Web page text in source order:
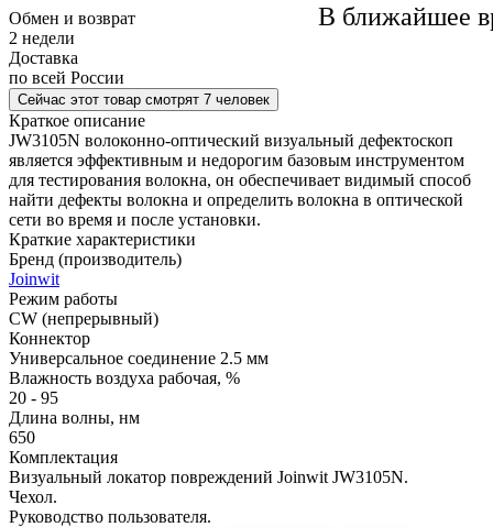
В ближайшее
Обмен и возврат
2 недели
Доставка
по всей России
Сейчас этот товар смотрят 7 человек
Краткое описание
JW3105N волоконно-оптический визуальный дефектоскоп
является эффективным и недорогим базовым инструментом
для тестирования волокна, он обеспечивает видимый способ
найти дефекты волокна и определить волокна в оптической
сети во время и после установки.
Краткие характеристики
Бренд (производитель)
Joinwit
Режим работы
CW (непрерывный)
Коннектор
Универсальное соединение 2.5 мм
Влажность воздуха рабочая, %
20 - 95
Длина волны, нм
650
Комплектация
Визуальный локатор повреждений Joinwit JW3105N.
Чехол.
Руководство пользователя.